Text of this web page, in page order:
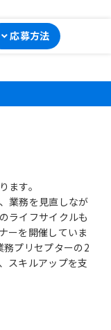
応募方法
す。
業務を見直しなが
ライフサイクルも
ーを開催していま
プリセプターの2
スキルアップを支